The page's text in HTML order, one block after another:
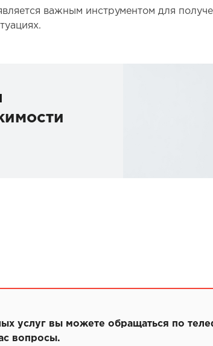
важным инструментом для
услуг вы можете обращаться по
вопросы.